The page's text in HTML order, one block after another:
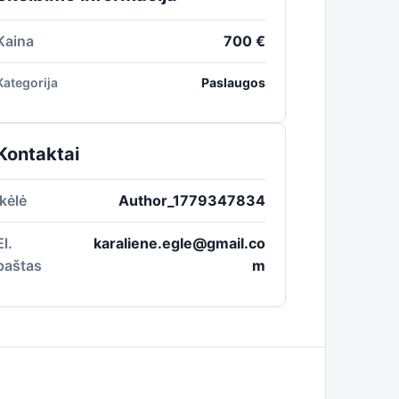
700 €
Paslaugos
Author_1779347834
karaliene.egle@gmail.co
m